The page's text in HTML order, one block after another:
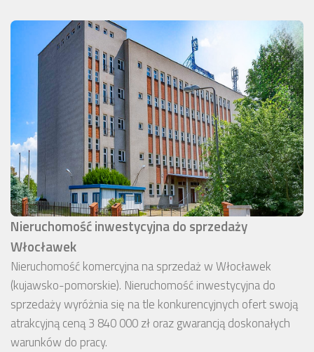
Nieruchomość inwestycyjna do sprzedaży
Włocławek
Nieruchomość komercyjna na sprzedaż w Włocławek
(kujawsko-pomorskie). Nieruchomość inwestycyjna do
sprzedaży wyróżnia się na tle konkurencyjnych ofert swoją
atrakcyjną ceną 3 840 000 zł oraz gwarancją doskonałych
warunków do pracy.